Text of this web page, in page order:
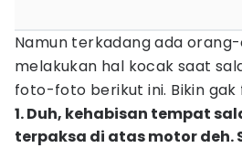
Namun terkadang ada
melakukan hal kocak saat
foto-foto berikut ini. Bikin gak
1. Duh, kehabisan tempat
terpaksa di atas motor deh.